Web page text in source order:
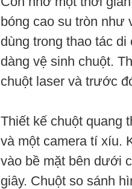
bóng cao su tròn
dùng trong thao tác di
dàng vệ sinh chuột.
chuột laser và trước
Thiết kế chuột quang
và một camera tí xíu.
vào bề mặt bên dưới
giây. Chuột so sánh